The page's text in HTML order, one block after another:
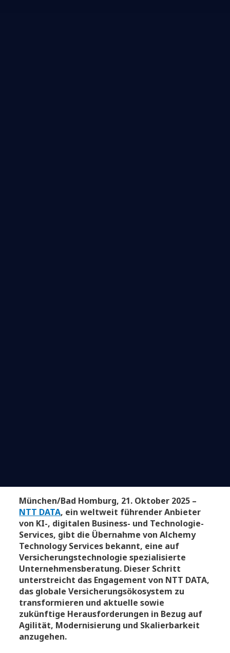
München/Bad Homburg, 21. Oktober 2025 –
NTT DATA, ein weltweit führender Anbieter
von KI-, digitalen Business- und Technologie-
Services, gibt die Übernahme von Alchemy
Technology Services bekannt, eine auf
Versicherungstechnologie spezialisierte
Unternehmensberatung. Dieser Schritt
unterstreicht das Engagement von NTT DATA,
das globale Versicherungsökosystem zu
transformieren und aktuelle sowie
zukünftige Herausforderungen in Bezug auf
Agilität, Modernisierung und Skalierbarkeit
anzugehen.